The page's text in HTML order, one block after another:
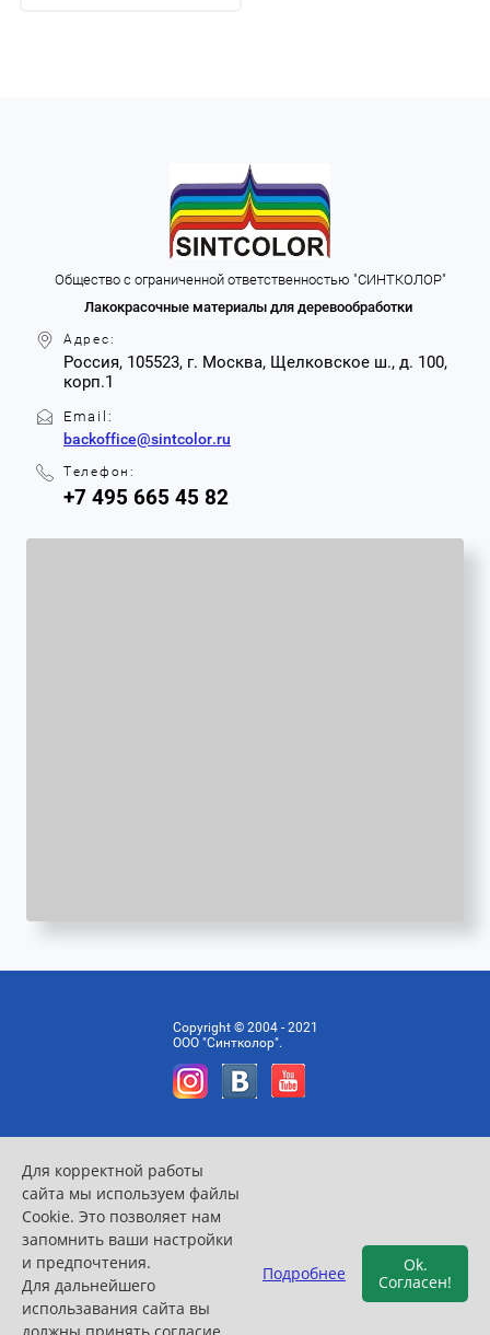
Общество с ограниченной ответственностью "CИНТКОЛОР"
Лакокрасочные материалы для деревообработки
Адрес:
Россия, 105523, г. Москва, Щелковское ш., д. 100,
корп.1
Email:
backoffice@sintcolor.ru
Телефон:
+7 495 665 45 82
Copyright © 2004 - 2021
ООО "Синтколор".
Согласие на обработку персональных данных
Политика конфиденциальности
заказать сайт на CMS
Для корректной работы
сайта мы используем файлы
Cookie. Это позволяет нам
запомнить ваши настройки
и предпочтения.
Для дальнейшего
использавания сайта вы
Подробнее
Ok.
Согласен!